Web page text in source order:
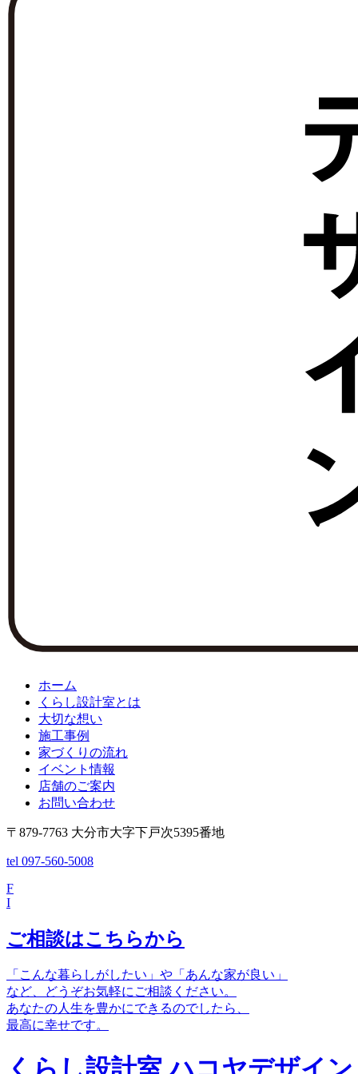
ホーム
くらし設計室とは
大切な想い
施工事例
家づくりの流れ
イベント情報
店舗のご案内
お問い合わせ
〒879-7763 大分市大字下戸次5395番地
tel 097-560-5008
F
I
ご相談はこちらから
「こんな暮らしがしたい」や「あんな家が良い」
など、どうぞお気軽にご相談ください。
あなたの人生を豊かにできるのでしたら、
最高に幸せです。